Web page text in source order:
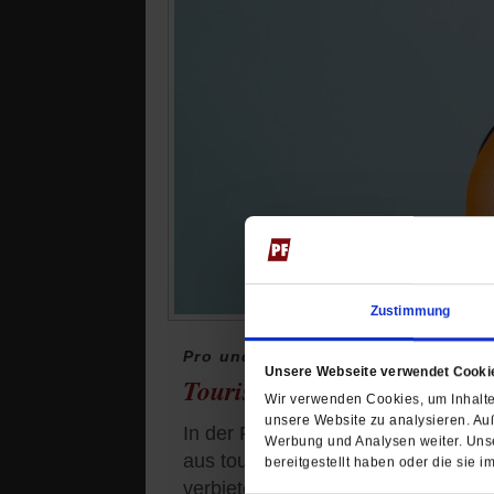
Zustimmung
Unsere Webseite verwendet
Wir verwenden Cookies, um
unsere Website zu analysieren.
Werbung und Analysen weiter.
bereitgestellt haben oder die sie
Pro und Contra
Tourismus staatlich
In der Ferienzeit ist die Zahl der
aus touristischen Hotspots
verbieten? /mehr